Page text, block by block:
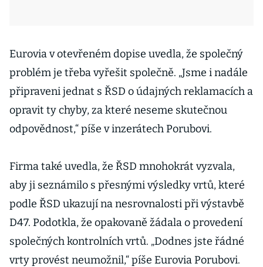
Eurovia v otevřeném dopise uvedla, že společný
problém je třeba vyřešit společně. „Jsme i nadále
připraveni jednat s ŘSD o údajných reklamacích a
opravit ty chyby, za které neseme skutečnou
odpovědnost,“ píše v inzerátech Porubovi.
Firma také uvedla, že ŘSD mnohokrát vyzvala,
aby ji seznámilo s přesnými výsledky vrtů, které
podle ŘSD ukazují na nesrovnalosti při výstavbě
D47. Podotkla, že opakovaně žádala o provedení
společných kontrolních vrtů. „Dodnes jste řádné
vrty provést neumožnil,“ píše Eurovia Porubovi.